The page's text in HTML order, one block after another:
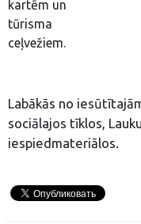
kartēm un
tūrisma
ceļvežiem.
Labākās no
sociālajos tīklos,
iespiedmateriālos.